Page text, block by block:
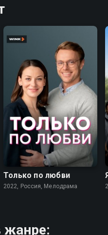
Только по любви
2022, Россия, Мелодрама
жанре: